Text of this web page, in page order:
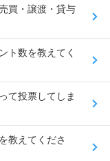
買・譲渡・貸与
ト数を教えてく
て投票してしま
教えてくださ